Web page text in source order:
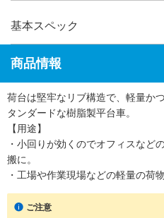
基本スペック
商品情報
荷台は堅牢なリブ構造で、軽量か
タンダードな樹脂製平台車。
【用途】
・小回りが効くのでオフィスなど
搬に。
・工場や作業現場などの軽量の荷
ご注意